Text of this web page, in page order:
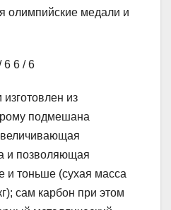
олимпийские медали и
6 6 / 6
изготовлен из
подмешана
и позволяющая
и тоньше (сухая масса
сам карбон при этом